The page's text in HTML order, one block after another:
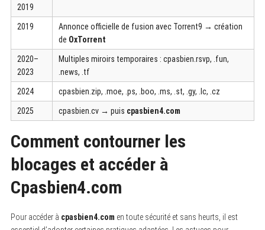
2019
2019
Annonce officielle de fusion avec Torrent9 → création
de OxTorrent
2020–
2023
Multiples miroirs temporaires : cpasbien.rsvp, .fun,
.news, .tf
2024 cpasbien.zip, .moe, .ps, .boo, .ms, .st, .gy, .lc, .cz
2025 cpasbien.cv → puis cpasbien4.com
Comment contourner les
blocages et accéder à
Cpasbien4.com
Pour accéder à cpasbien4.com en toute sécurité et sans heurts, il est